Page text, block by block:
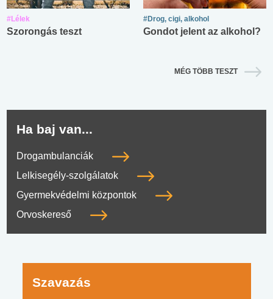
#Lélek
Szorongás teszt
#Drog, cigi, alkohol
Gondot jelent az alkohol?
MÉG TÖBB TESZT
Ha baj van...
Drogambulanciák
Lelkisegély-szolgálatok
Gyermekvédelmi központok
Orvoskereső
Szavazás